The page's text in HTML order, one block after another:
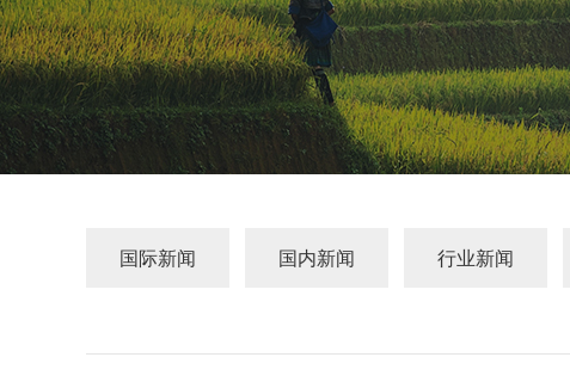
国际新闻 国内新闻 行业新闻